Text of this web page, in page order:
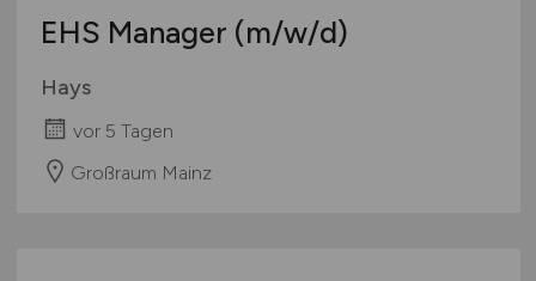
EHS Manager (m/w/d)
Hays
vor 5 Tagen
Großraum Mainz